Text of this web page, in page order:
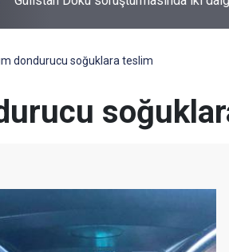
dondurucu soğuklara teslim